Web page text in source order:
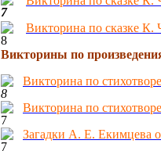
Викторина по сказке К.
Викторины по
Викторина по
Викторина по
Загадки А. Е. Екимцева